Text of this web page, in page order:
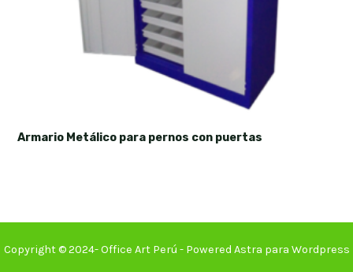
Armario Metálico para pernos con puertas
Copyright © 2024- Office Art Perú - Powered Astra para Wordpress